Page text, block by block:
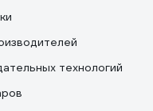
технологий